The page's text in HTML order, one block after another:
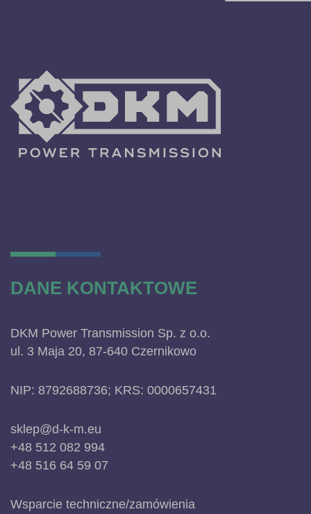
DANE KONTAKTOWE
DKM Power Transmission Sp. z o.o.
ul. 3 Maja 20, 87-640 Czernikowo
NIP: 8792688736; KRS: 0000657431
sklep@d-k-m.eu
+48 512 082 994
+48 516 64 59 07
Wsparcie techniczne/zamówienia